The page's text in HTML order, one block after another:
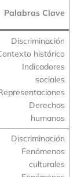
Palabras Clave
Discriminación
histórico
Indicadores
sociales
Derechos
humanos
Discriminación
Fenómenos
culturales